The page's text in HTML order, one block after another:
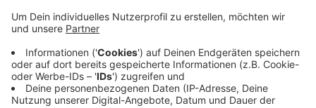
Wenn heute im Laufe des Vormittags die Händler des
Siegener Wochenmarkts zum Kornmarkt in die
Oberstadt fahren, müssen sie keine Umwege mehr
machen. Seit gestern ist die Löhrstraße wieder für den